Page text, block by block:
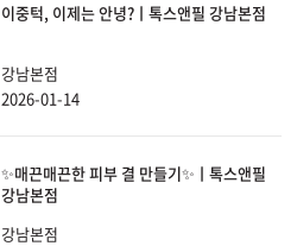
이중턱, 이제는 안녕?ㅣ톡스앤필 강남본점
강남본점
2026-01-14
✨매끈매끈한 피부 결 만들기✨ㅣ톡스앤필
강남본점
강남본점